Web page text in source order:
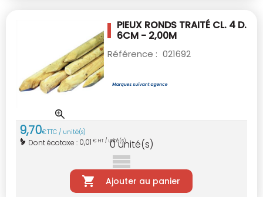
PIEUX RONDS TRAITÉ CL. 4 D.
6CM - 2,00M
Référence : 021692
9,70€TTC / unité(s)
Dont écotaxe : 0,01 € HT / unité(s)
0unité(s)
Ajouter au panier